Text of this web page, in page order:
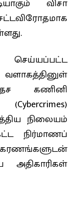
விசா
கணினி
நிலையம்
நிர்மாணப்
அதிகாரிகள்